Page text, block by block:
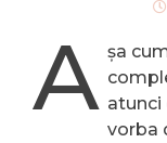
A șa
atunci
vorba